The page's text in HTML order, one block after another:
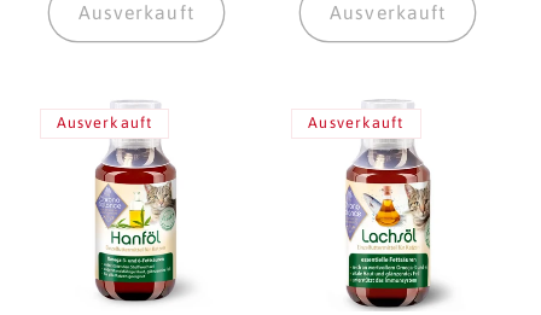
Ausverkauft Ausverkauft
Ausverkauft Ausverkauft